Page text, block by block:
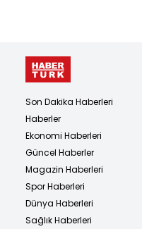
Son Dakika Haberleri
Haberler
Ekonomi Haberleri
Güncel Haberler
Magazin Haberleri
Spor Haberleri
Dünya Haberleri
Sağlık Haberleri